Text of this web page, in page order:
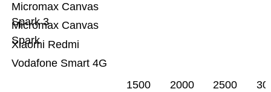
Vodafone Smart 4G
Xiaomi Redmi
Micromax Canvas
Spark
Micromax Canvas
Spark 3
1500 2000 2500